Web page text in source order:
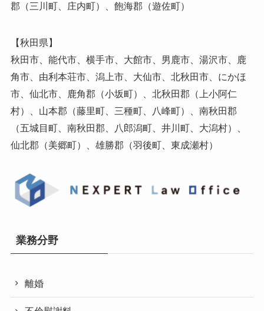
郡（三川町、庄内町）、飽海郡（遊佐町）
【秋田県】
秋田市、能代市、横手市、大館市、男鹿市、湯沢市、鹿
角市、由利本荘市、潟上市、大仙市、北秋田市、にかほ
市、仙北市、鹿角郡（小坂町）、北秋田郡（上小阿仁
村）、山本郡（藤里町、三種町、八峰町）、南秋田郡
（五城目町、南秋田郡、八郎潟町、井川町、大潟村）、
仙北郡（美郷町）、雄勝郡（羽後町、東成瀬村）
業務分野
離婚